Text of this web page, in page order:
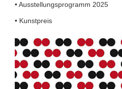
• Ausstellungsprogramm 2025
• Kunstpreis